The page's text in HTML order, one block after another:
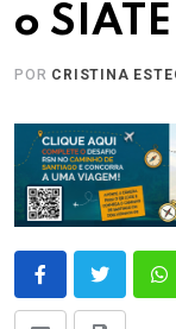
o SIATE
POR CRISTINA